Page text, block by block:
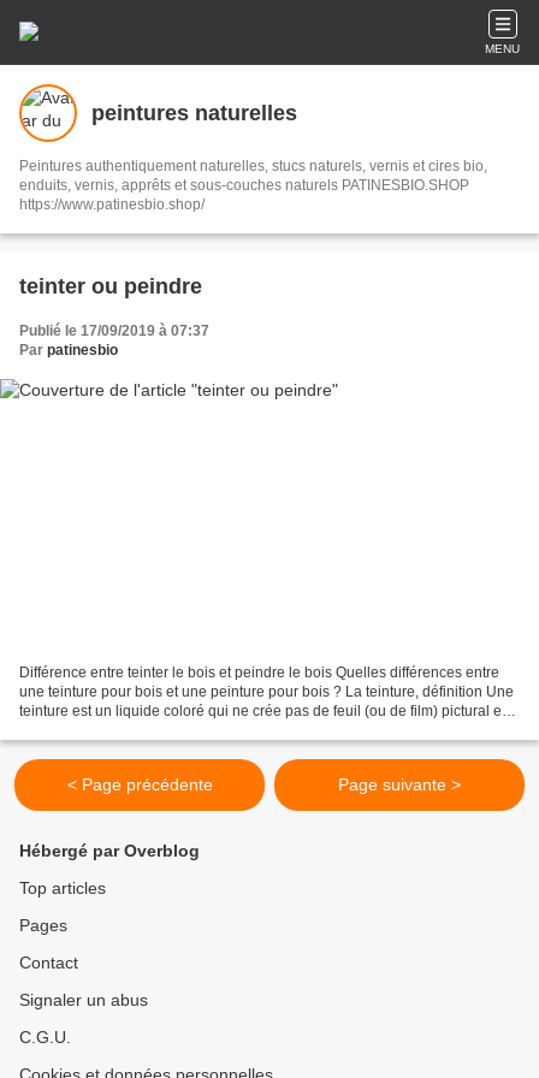
MENU
peintures naturelles
Peintures authentiquement naturelles, stucs naturels, vernis et cires bio,
enduits, vernis, apprêts et sous-couches naturels PATINESBIO.SHOP
https://www.patinesbio.shop/
teinter ou peindre
Publié le 17/09/2019 à 07:37
Par patinesbio
Différence entre teinter le bois et peindre le bois Quelles différences entre
une teinture pour bois et une peinture pour bois ? La teinture, définition Une
teinture est un liquide coloré qui ne crée pas de feuil (ou de film) pictural en
< Page précédente Page suivante >
Hébergé par Overblog
Top articles
Pages
Contact
Signaler un abus
C.G.U.